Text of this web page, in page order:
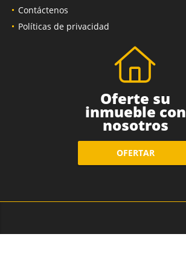
Contáctenos
Políticas de privacidad
Oferte su
inmueble con
nosotros
OFERTAR